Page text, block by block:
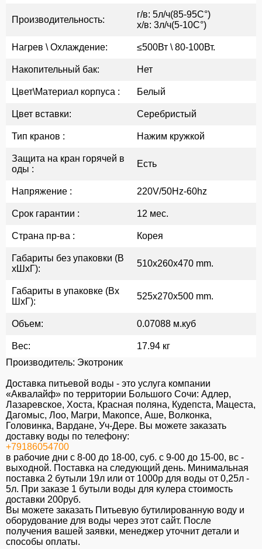
Производительность:
г/в: 5л/ч(85-95C°)
х/в: 3л/ч(5-10C°)
Нагрев \ Охлаждение: ≤500Вт \ 80-100Вт.
Накопительный бак: Нет
Цвет\Материал корпуса : Белый
Цвет вставки: Серебристый
Тип кранов : Нажим кружкой
Защита на кран горячей в
оды :
Есть
Напряжение : 220V/50Hz-60hz
Срок гарантии : 12 мес.
Страна пр-ва : Корея
Габариты без упаковки (В
xШxГ):
510x260x470 mm.
Габариты в упаковке (Вx
ШxГ):
525x270x500 mm.
Объем: 0.07088 м.куб
Вес:
17.94 кг
Производитель: Экотроник
Доставка питьевой воды - это услуга компании
«Аквалайф» по территории Большого Сочи: Адлер,
Лазаревское, Хоста, Красная поляна, Кудепста, Мацеста,
Дагомыс, Лоо, Магри, Макопсе, Аше, Волконка,
Головинка, Вардане, Уч-Дере. Вы можете заказать
доставку воды по телефону:
+79186054700
в рабочие дни с 8-00 до 18-00, суб. c 9-00 до 15-00, вс -
выходной. Поставка на следующий день. Минимальная
поставка 2 бутыли 19л или от 1000р для воды от 0,25л -
5л. При заказе 1 бутыли воды для кулера стоимость
доставки 200руб.
Вы можете заказать Питьевую бутилированную воду и
оборудование для воды через этот сайт. После
получения вашей заявки, менеджер уточнит детали и
способы оплаты.